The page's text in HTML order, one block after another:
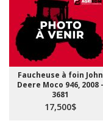
Faucheuse à foin John
Deere Moco 946, 2008 -
3681
17,500$